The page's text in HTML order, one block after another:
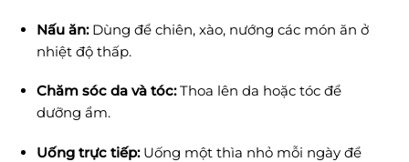
Nấu ăn:Dùng để chiên, xào, nướng các món ăn ở
nhiệt độ thấp.
Chăm sóc da và tóc:Thoa lên da hoặc tóc để
dưỡng ẩm.
Uống trực tiếp:Uống một thìa nhỏ mỗi ngày để